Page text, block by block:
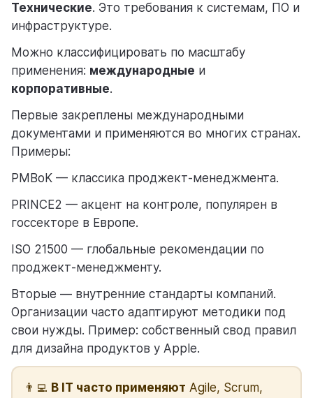
Технические. Это требования к системам, ПО и
инфраструктуре.
Можно классифицировать по масштабу
применения: международные и
корпоративные.
Первые закреплены международными
документами и применяются во многих странах.
Примеры:
PMBoK — классика проджект-менеджмента.
PRINCE2 — акцент на контроле, популярен в
госсекторе в Европе.
ISO 21500 — глобальные рекомендации по
проджект-менеджменту.
Вторые — внутренние стандарты компаний.
Организации часто адаптируют методики под
свои нужды. Пример: собственный свод правил
для дизайна продуктов у Apple.
👨‍💻 В IT часто применяют Agile, Scrum,